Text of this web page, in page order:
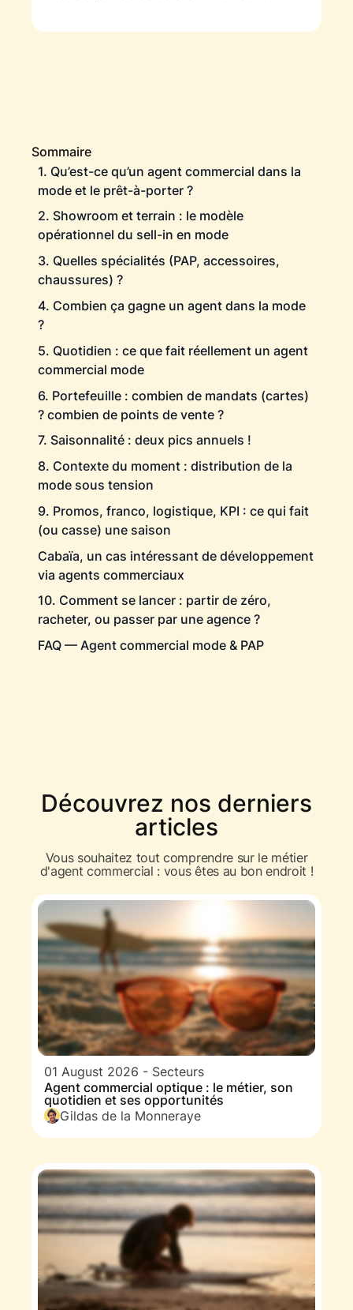
Sommaire
1. Qu’est-ce qu’un agent commercial dans la
mode et le prêt-à-porter ?
2. Showroom et terrain : le modèle
opérationnel du sell-in en mode
3. Quelles spécialités (PAP, accessoires,
chaussures) ?
4. Combien ça gagne un agent dans la mode
?
5. Quotidien : ce que fait réellement un agent
commercial mode
6. Portefeuille : combien de mandats (cartes)
? combien de points de vente ?
7. Saisonnalité : deux pics annuels !
8. Contexte du moment : distribution de la
mode sous tension
9. Promos, franco, logistique, KPI : ce qui fait
(ou casse) une saison
Cabaïa, un cas intéressant de développement
via agents commerciaux
10. Comment se lancer : partir de zéro,
racheter, ou passer par une agence ?
FAQ — Agent commercial mode & PAP
Découvrez nos derniers
articles
Vous souhaitez tout comprendre sur le métier
d'agent commercial : vous êtes au bon endroit !
01 August 2026 - Secteurs
Agent commercial optique : le métier, son
quotidien et ses opportunités
Gildas de la Monneraye